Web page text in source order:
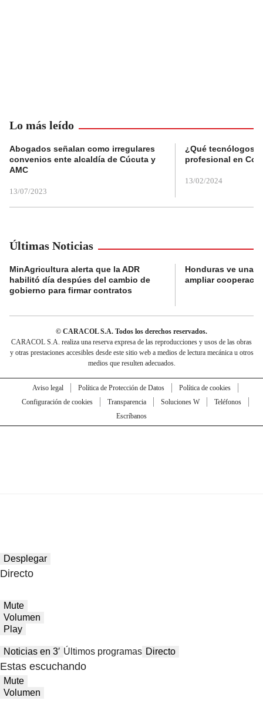
Lo más leído
Abogados señalan como irregulares
convenios ente alcaldía de Cúcuta y
AMC
13/07/2023
¿Qué tecnólogos
profesional en
13/02/2024
Últimas Noticias
MinAgricultura alerta que la ADR
habilitó día despúes del cambio de
gobierno para firmar contratos
Honduras ve una
ampliar
© CARACOL S.A. Todos los derechos reservados.
CARACOL S.A. realiza una reserva expresa de las reproducciones y usos de las obras
y otras prestaciones accesibles desde este sitio web a medios de lectura mecánica u otros
medios que resulten adecuados.
Aviso legal Política de Protección de Datos
Política de cookies
Configuración de cookies
Transparencia Soluciones W
Teléfonos
Escríbanos
Desplegar
Directo
Mute
Volumen
Play
Noticias en 3′ Últimos programas Directo
Estas escuchando
Mute
Volumen